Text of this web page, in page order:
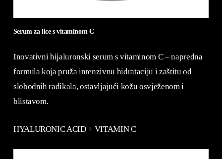
Serum za lice s vitaminom C
Inovativni hijaluronski serum s vitaminom C – napredna
formula koja pruža intenzivnu hidrataciju i zaštitu od
slobodnih radikala, ostavljajući kožu osvježenom i
blistavom.
HYALURONIC ACID + VITAMIN C